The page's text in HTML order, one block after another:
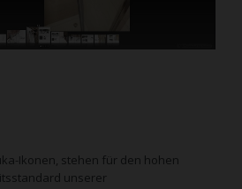
Ikonen, stehen für den hohen
unserer